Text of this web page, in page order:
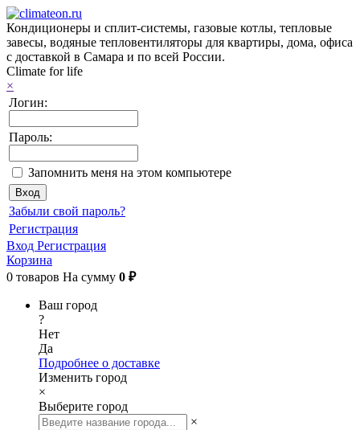
Кондиционеры и сплит-системы, газовые котлы, тепловые
завесы, водяные тепловентиляторы для квартиры, дома, офиса
с доставкой в Самара и по всей России.
Climate for life
×
Логин:
Пароль:
Запомнить меня на этом компьютере
Забыли свой пароль?
Регистрация
Вход Регистрация
Корзина
0 товаров На сумму 0 ₽
Ваш город
?
Нет
Да
Подробнее о доставке
Изменить город
×
Выберите город
×